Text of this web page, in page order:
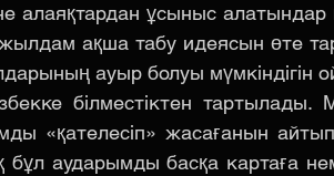
алаяқтардан ұсыныс
ақша табу идеясын өте
ауыр болуы мүмкіндігін
білместіктен
«қателесіп» жасағанын
бұл аударымды басқа картаға